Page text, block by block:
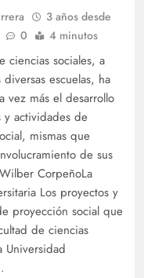
3 años desde
0 4 minutos
ciencias sociales, a
escuelas, ha
vez más el desarrollo
y actividades de
mismas que
de sus
CorpeñoLa
Los proyectos y
proyección social que
de ciencias
Universidad